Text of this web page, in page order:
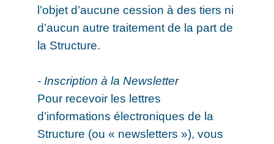
l’objet d’aucune cession à des tiers ni
d’aucun autre traitement de la part de
la Structure.
- Inscription à la Newsletter
Pour recevoir les lettres
d’informations électroniques de la
Structure (ou « newsletters »), vous